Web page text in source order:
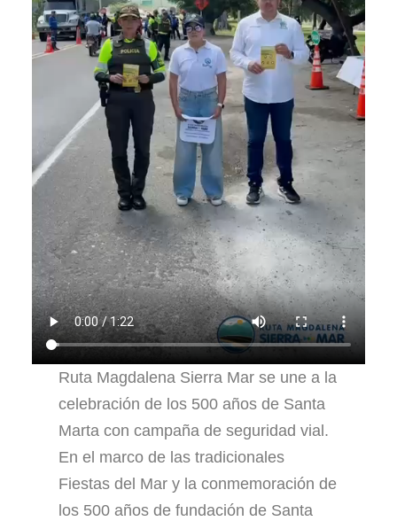
Ruta Magdalena Sierra Mar se une a la
celebración de los 500 años de Santa
Marta con campaña de seguridad vial.
En el marco de las tradicionales
Fiestas del Mar y la conmemoración de
los 500 años de fundación de Santa